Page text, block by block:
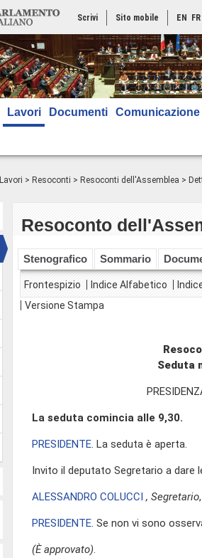
Scrivi Sito mobile EN FR
Lavori Documenti Comunicazione
Lavori > Resoconti > Resoconti dell'Assemblea >
Resoconto
Stenografico Sommario
Frontespizio Indice Alfabetico
Versione Stampa
Seduta
La seduta comincia alle 9,30.
PRESIDENTE. La seduta è aperta.
Invito il deputato Segretario a dare
ALESSANDRO COLUCCI , Segretario
PRESIDENTE. Se non vi sono
(È approvato).